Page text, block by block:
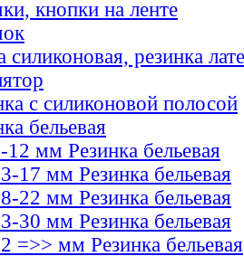
кнопки на ленте
силиконовая, резинка
с силиконовой полосой
бельевая
12 мм Резинка бельевая
17 мм Резинка бельевая
22 мм Резинка бельевая
30 мм Резинка бельевая
=>> мм Резинка бельевая